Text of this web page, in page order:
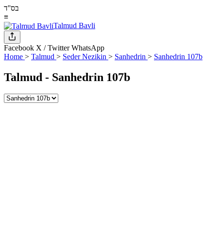
בס''ד
≡
Talmud Bavli
Facebook X / TwitterWhatsApp
Home > Talmud > Seder Nezikin > Sanhedrin > Sanhedrin 107b
Talmud - Sanhedrin 107b